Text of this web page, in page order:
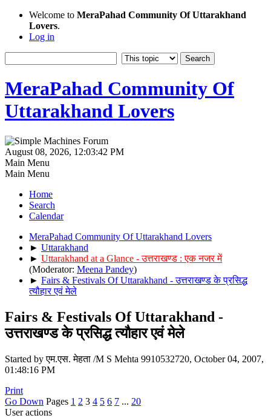
Welcome to MeraPahad Community Of Uttarakhand
Lovers.
Log in
MeraPahad Community Of
Uttarakhand Lovers
August 08, 2026, 12:03:42 PM
Main Menu
Main Menu
Home
Search
Calendar
MeraPahad Community Of Uttarakhand Lovers
► Uttarakhand
► Uttarakhand at a Glance - उत्तराखण्ड : एक नजर में
(Moderator: Meena Pandey)
► Fairs & Festivals Of Uttarakhand - उत्तराखण्ड के प्रसिद्ध
त्यौहार एवं मेले
Fairs & Festivals Of Uttarakhand -
उत्तराखण्ड के प्रसिद्ध त्यौहार एवं मेले
Started by एम.एस. मेहता /M S Mehta 9910532720, October 04, 2007,
01:48:16 PM
Print
Go Down Pages 1 2 3 4 5 6 7 ... 20
User actions